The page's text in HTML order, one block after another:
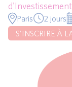
d'Investissement
Paris 2 jours
S'INSCRIRE À